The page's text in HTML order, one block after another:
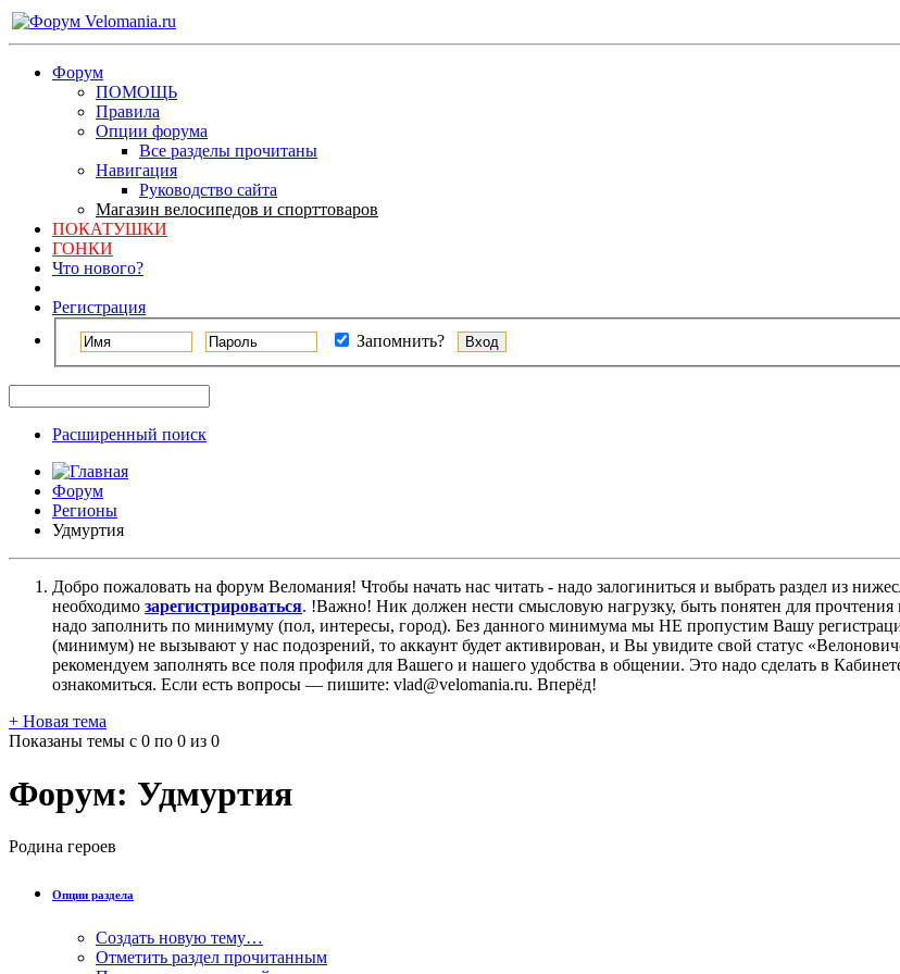
Форум
ПОМОЩЬ
Правила
Опции форума
Все разделы прочитаны
Навигация
Руководство сайта
Магазин велосипедов и спорттоваров
ПОКАТУШКИ
ГОНКИ
Что нового?
Регистрация
Запомнить?
Расширенный поиск
Форум
Регионы
Удмуртия
Добро пожаловать на форум Веломания! Чтобы начать нас читать - надо залогиниться и выбрать раздел из
необходимо зарегистрироваться. !Важно! Ник должен нести смысловую нагрузку, быть понятен для
надо заполнить по минимуму (пол, интересы, город). Без данного минимума мы НЕ пропустим Вашу
(минимум) не вызывают у нас подозрений, то аккаунт будет активирован, и Вы увидите свой статус
рекомендуем заполнять все поля профиля для Вашего и нашего удобства в общении. Это надо сделать в
ознакомиться. Если есть вопросы — пишите: vlad@velomania.ru. Вперёд!
+ Новая тема
Показаны темы с 0 по 0 из 0
Форум: Удмуртия
Родина героев
Опции раздела
Создать новую тему…
Отметить раздел прочитанным